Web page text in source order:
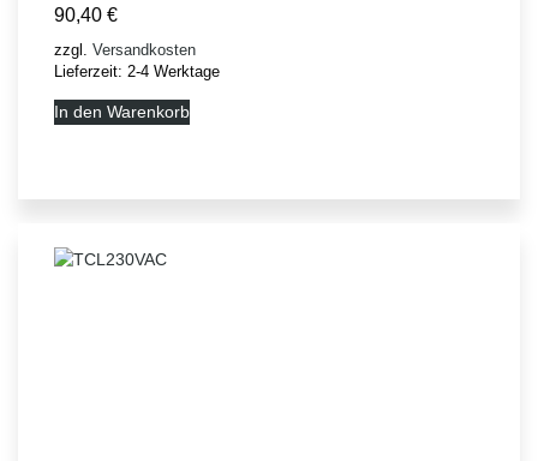
90,40 €
zzgl. Versandkosten
Lieferzeit: 2-4 Werktage
In den Warenkorb